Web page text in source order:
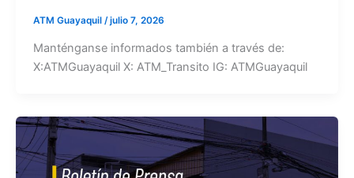
ATM Guayaquil /julio 7, 2026
Manténganse informados también a través de:
X:ATMGuayaquil X: ATM_Transito IG: ATMGuayaquil